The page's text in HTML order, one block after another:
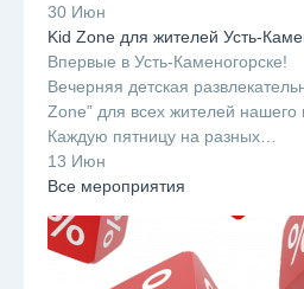
30 Июн
Kid Zone для жителей Усть-
Впервые в Усть-Каменогорске!
Вечерняя детская
Zone” для всех жителей нашего
Каждую пятницу на разных…
13 Июн
Все мероприятия